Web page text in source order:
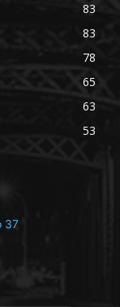
83
83
78
65
63
53